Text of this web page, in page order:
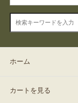
ホーム
カートを見る